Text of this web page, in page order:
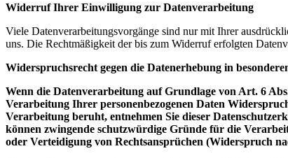
Widerruf Ihrer Einwilligung zur Datenverarbeitung
Viele Datenverarbeitungsvorgänge sind nur mit Ihrer
uns. Die Rechtmäßigkeit der bis zum Widerruf erfolgten
Widerspruchsrecht gegen die Datenerhebung in
Wenn die Datenverarbeitung auf Grundlage von Art. 6
Verarbeitung Ihrer personenbezogenen Daten
Verarbeitung beruht, entnehmen Sie dieser
können zwingende schutzwürdige Gründe für die
oder Verteidigung von Rechtsansprüchen (Widerspruch